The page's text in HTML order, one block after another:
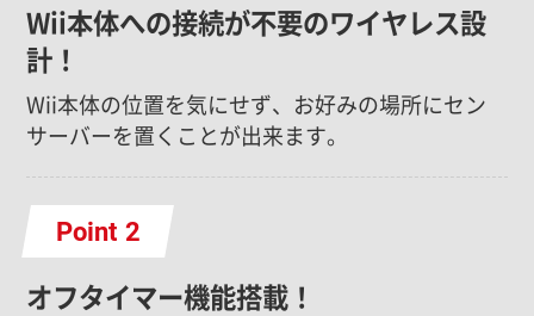
Wii本体への接続が不要のワイヤレス設
計！
Wii本体の位置を気にせず、お好みの場所にセン
サーバーを置くことが出来ます。
Point
オフタイマー機能搭載！